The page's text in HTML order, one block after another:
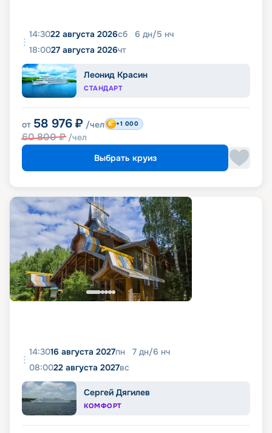
14:3022 августа 2026сб 6 дн/5 нч
18:0027 августа 2026чт
Леонид Красин
СТАНДАРТ
от 58 976 ₽ /чел
60 800₽ /чел
+1 000
Выбрать круиз
14:3016 августа 2027пн 7 дн/6 нч
08:0022 августа 2027вс
Сергей Дягилев
КОМФОРТ